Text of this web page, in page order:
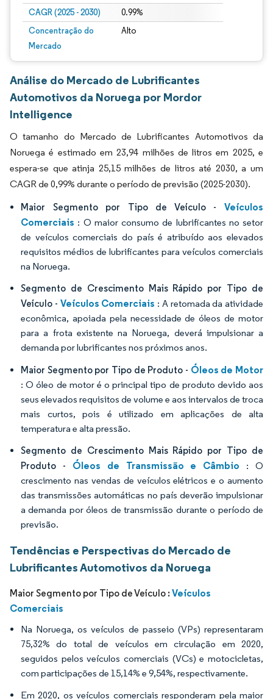
CAGR (2025 - 2030) 0.99%
Concentração do
Mercado
Alto
Análise do Mercado de Lubrificantes
Automotivos da Noruega por Mordor
Intelligence
O tamanho do Mercado de Lubrificantes Automotivos da
Noruega é estimado em 23,94 milhões de litros em 2025, e
espera-se que atinja 25,15 milhões de litros até 2030, a um
CAGR de 0,99% durante o período de previsão (2025-2030).
Maior Segmento por Tipo de Veículo - Veículos
Comerciais : O maior consumo de lubrificantes no setor
de veículos comerciais do país é atribuído aos elevados
requisitos médios de lubrificantes para veículos comerciais
na Noruega.
Segmento de Crescimento Mais Rápido por Tipo de
Veículo - Veículos Comerciais : A retomada da atividade
econômica, apoiada pela necessidade de óleos de motor
para a frota existente na Noruega, deverá impulsionar a
demanda por lubrificantes nos próximos anos.
Maior Segmento por Tipo de Produto - Óleos de Motor
: O óleo de motor é o principal tipo de produto devido aos
seus elevados requisitos de volume e aos intervalos de troca
mais curtos, pois é utilizado em aplicações de alta
temperatura e alta pressão.
Segmento de Crescimento Mais Rápido por Tipo de
Produto - Óleos de Transmissão e Câmbio : O
crescimento nas vendas de veículos elétricos e o aumento
das transmissões automáticas no país deverão impulsionar
a demanda por óleos de transmissão durante o período de
previsão.
Tendências e Perspectivas do Mercado de
Lubrificantes Automotivos da Noruega
Maior Segmento por Tipo de Veículo :Veículos
Comerciais
Na Noruega, os veículos de passeio (VPs) representaram
75,32% do total de veículos em circulação em 2020,
seguidos pelos veículos comerciais (VCs) e motocicletas,
com participações de 15,14% e 9,54%, respectivamente.
Em 2020, os veículos comerciais responderam pela maior